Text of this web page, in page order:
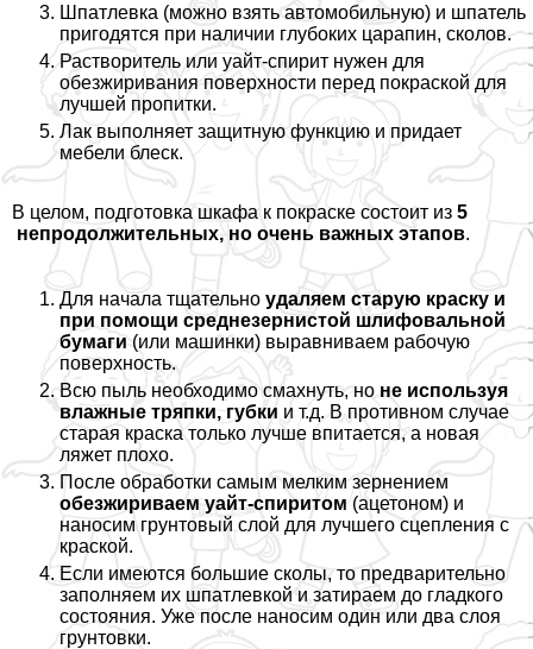
Шпатлевка (можно взять автомобильную) и шпатель
пригодятся при наличии глубоких царапин, сколов.
Растворитель или уайт-спирит нужен для
обезжиривания поверхности перед покраской для
лучшей пропитки.
Лак выполняет защитную функцию и придает
мебели блеск.
В целом, подготовка шкафа к покраске состоит из 5
непродолжительных, но очень важных этапов.
Для начала тщательно удаляем старую краску и
при помощи среднезернистой шлифовальной
бумаги (или машинки) выравниваем рабочую
поверхность.
Всю пыль необходимо смахнуть, но не используя
влажные тряпки, губки и т.д. В противном случае
старая краска только лучше впитается, а новая
ляжет плохо.
После обработки самым мелким зернением
обезжириваем уайт-спиритом (ацетоном) и
наносим грунтовый слой для лучшего сцепления с
краской.
Если имеются большие сколы, то предварительно
заполняем их шпатлевкой и затираем до гладкого
состояния. Уже после наносим один или два слоя
грунтовки.